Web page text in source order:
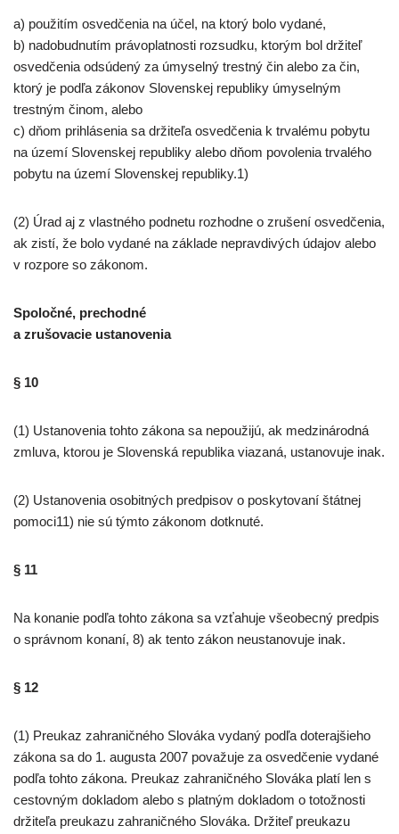
a) použitím osvedčenia na účel, na ktorý bolo vydané,
b) nadobudnutím právoplatnosti rozsudku, ktorým bol držiteľ
osvedčenia odsúdený za úmyselný trestný čin alebo za čin,
ktorý je podľa zákonov Slovenskej republiky úmyselným
trestným činom, alebo
c) dňom prihlásenia sa držiteľa osvedčenia k trvalému pobytu
na území Slovenskej republiky alebo dňom povolenia trvalého
pobytu na území Slovenskej republiky.1)
(2) Úrad aj z vlastného podnetu rozhodne o zrušení osvedčenia,
ak zistí, že bolo vydané na základe nepravdivých údajov alebo
v rozpore so zákonom.
Spoločné, prechodné
a zrušovacie ustanovenia
§ 10
(1) Ustanovenia tohto zákona sa nepoužijú, ak medzinárodná
zmluva, ktorou je Slovenská republika viazaná, ustanovuje inak.
(2) Ustanovenia osobitných predpisov o poskytovaní štátnej
pomoci11) nie sú týmto zákonom dotknuté.
§ 11
Na konanie podľa tohto zákona sa vzťahuje všeobecný predpis
o správnom konaní, 8) ak tento zákon neustanovuje inak.
§ 12
(1) Preukaz zahraničného Slováka vydaný podľa doterajšieho
zákona sa do 1. augusta 2007 považuje za osvedčenie vydané
podľa tohto zákona. Preukaz zahraničného Slováka platí len s
cestovným dokladom alebo s platným dokladom o totožnosti
držiteľa preukazu zahraničného Slováka. Držiteľ preukazu